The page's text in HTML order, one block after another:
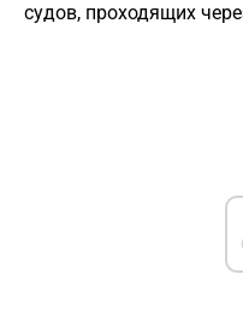
судов, проходящих